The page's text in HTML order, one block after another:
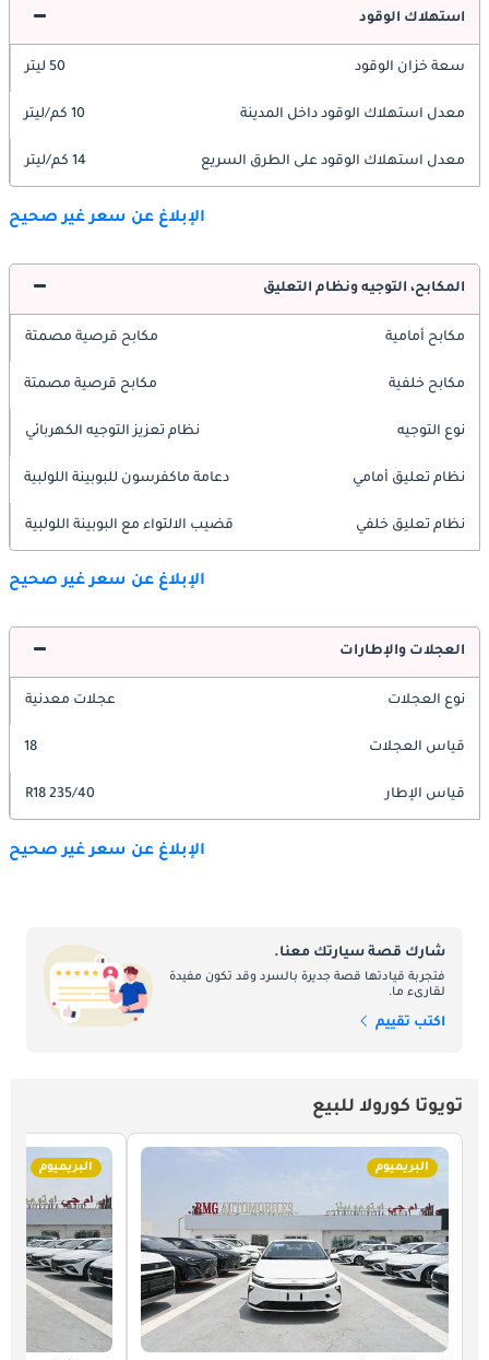
استهلاك الوقود
سعة خزان الوقود 50 ليتر
معدل استهلاك الوقود داخل المدينة 10 كم/ليتر
معدل استهلاك الوقود على الطرق السريع 14 كم/ليتر
الإبلاغ عن سعر غير صحيح
المكابح، التوجيه ونظام التعليق
مكابح أمامية مكابح قرصية مصمتة
مكابح خلفية مكابح قرصية مصمتة
نوع التوجيه نظام تعزيز التوجيه الكهربائي
نظام تعليق أمامي دعامة ماكفرسون للبوبينة اللولبية
نظام تعليق خلفي قضيب الالتواء مع البوبينة اللولبية
الإبلاغ عن سعر غير صحيح
العجلات والإطارات
نوع العجلات عجلات معدنية
قياس العجلات 18
قياس الإطار 235/40 R18
الإبلاغ عن سعر غير صحيح
شارك قصة سيارتك معنا.
فتجربة قيادتها قصة جديرة بالسرد وقد تكون مفيدة
لقارىء ما.
اكتب تقييم
تويوتا كورولا للبيع
البريميوم البريميوم